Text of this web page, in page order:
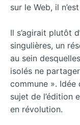
sur le Web, il
Il s’agirait plutôt
singulières, un
au sein
isolés ne
commune ».
sujet de l’édition
en révolution.